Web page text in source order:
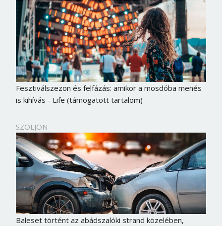
Fesztiválszezon és felfázás: amikor a mosdóba menés
is kihívás - Life (támogatott tartalom)
SZOLJON
Baleset történt az abádszalóki strand közelében,